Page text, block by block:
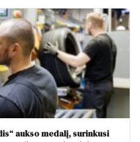
aukso medalį, surinkusi